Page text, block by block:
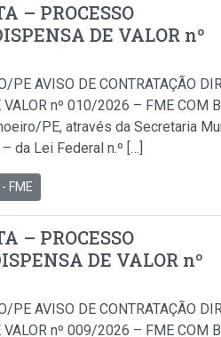
– PROCESSO
DE VALOR nº
AVISO DE CONTRATAÇÃO
nº 010/2026 – FME COM
PE, através da Secretaria
da Lei Federal n.º […]
FME
– PROCESSO
DE VALOR nº
AVISO DE CONTRATAÇÃO
nº 009/2026 – FME COM